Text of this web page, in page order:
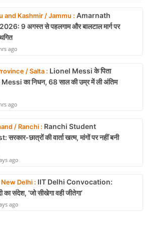
and Kashmir / Jammu : Amarnath
9 अगस्त से पहलगाम और बालटाल मार्ग पर
ago
/ Salta : Lionel Messi के पिता
का निधन, 68 साल की उम्र में ली अंतिम
ago
/ Ranchi : Ranchi Student
सरकार-छात्रों की वार्ता खत्म, मांगों पर नहीं बनी
ago
Delhi : IIT Delhi Convocation:
का संदेश, ‘जो सीखेगा वही जीतेगा’
ago